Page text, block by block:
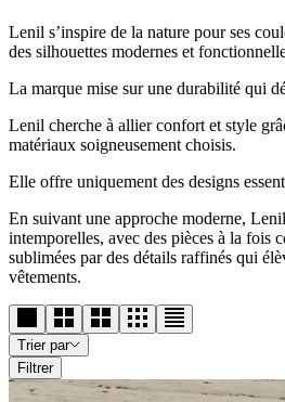
Lenil s’inspire de la nature pour ses
des silhouettes modernes et
La marque mise sur une durabilité qui
Lenil cherche à allier confort et style
matériaux soigneusement choisis.
Elle offre uniquement des designs
En suivant une approche moderne,
intemporelles, avec des pièces à la fois
sublimées par des détails raffinés qui
vêtements.
Trier par
Filtrer